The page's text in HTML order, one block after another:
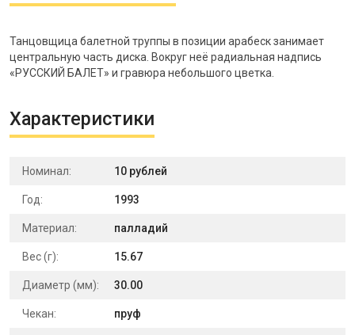
Танцовщица балетной труппы в позиции арабеск занимает
центральную часть диска. Вокруг неё радиальная надпись
«РУССКИЙ БАЛЕТ» и гравюра небольшого цветка.
Характеристики
Номинал: 10 рублей
Год: 1993
Материал: палладий
Вес (г): 15.67
Диаметр (мм): 30.00
Чекан: пруф